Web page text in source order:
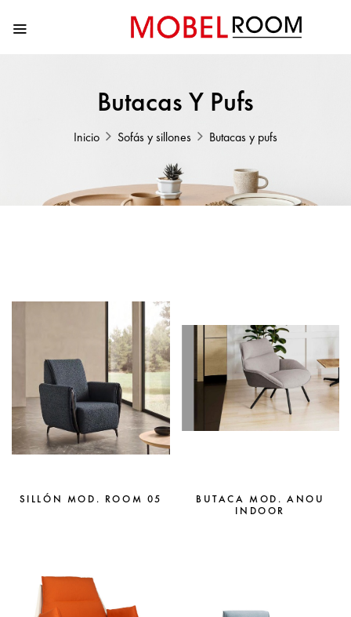
Butacas Y Pufs
Inicio Sofás y sillones Butacas y pufs
SILLÓN MOD. ROOM 05
BUTACA MOD. ANOU
INDOOR